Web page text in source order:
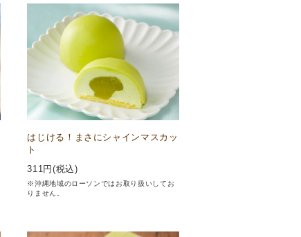
はじける！まさにシャインマスカッ
ト
311 円(税込)
※沖縄地域のローソンではお取り扱いしてお
りません。